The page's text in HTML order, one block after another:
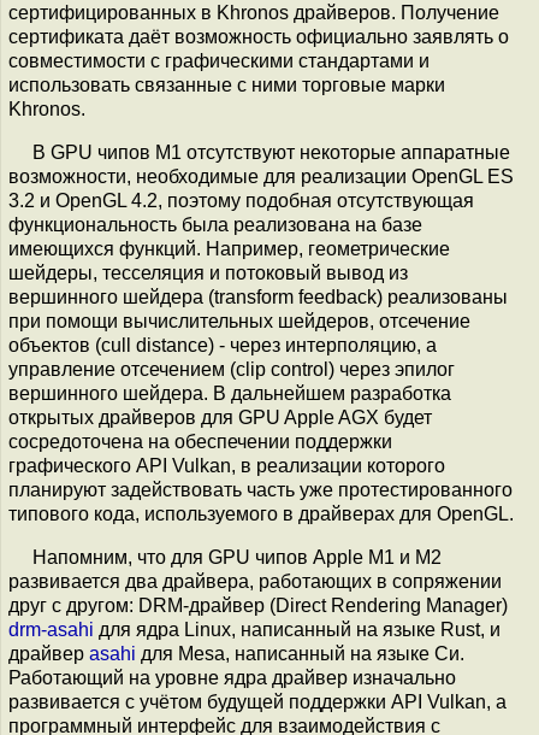
сертифицированных в Khronos драйверов. Получение
сертификата даёт возможность официально заявлять о
совместимости с графическими стандартами и
использовать связанные с ними торговые марки
Khronos.
В GPU чипов M1 отсутствуют некоторые аппаратные
возможности, необходимые для реализации OpenGL ES
3.2 и OpenGL 4.2, поэтому подобная отсутствующая
функциональность была реализована на базе
имеющихся функций. Например, геометрические
шейдеры, тесселяция и потоковый вывод из
вершинного шейдера (transform feedback) реализованы
при помощи вычислительных шейдеров, отсечение
объектов (cull distance) - через интерполяцию, а
управление отсечением (clip control) через эпилог
вершинного шейдера. В дальнейшем разработка
открытых драйверов для GPU Apple AGX будет
сосредоточена на обеспечении поддержки
графического API Vulkan, в реализации которого
планируют задействовать часть уже протестированного
типового кода, используемого в драйверах для OpenGL.
Напомним, что для GPU чипов Apple M1 и M2
развивается два драйвера, работающих в сопряжении
друг с другом: DRM-драйвер (Direct Rendering Manager)
drm-asahi для ядра Linux, написанный на языке Rust, и
драйвер asahi для Mesa, написанный на языке Си.
Работающий на уровне ядра драйвер изначально
развивается с учётом будущей поддержки API Vulkan, а
программный интерфейс для взаимодействия с